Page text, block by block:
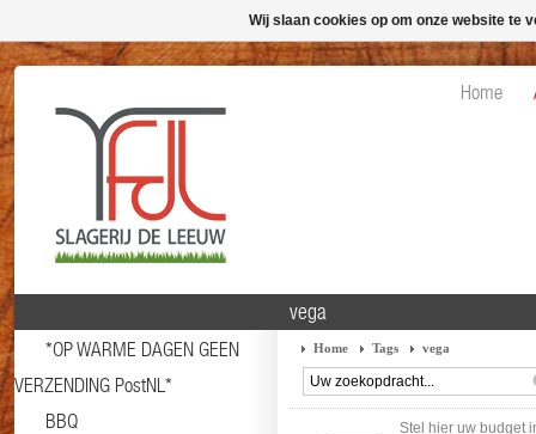
Home
*OP WARME DAGEN GEEN
VERZENDING PostNL*
BBQ
vega
Home Tags vega
Stel hier uw budget
Wij slaan cookies op om onze website te